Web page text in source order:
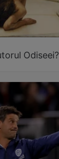
Odiseei?